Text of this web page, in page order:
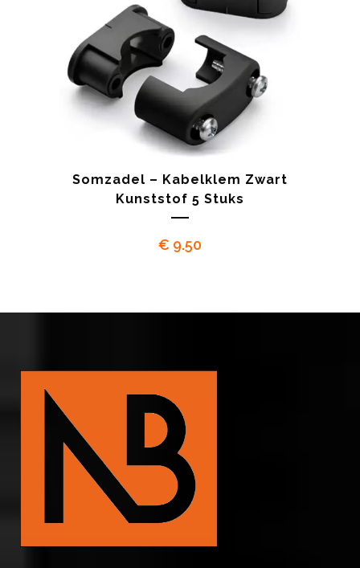
Somzadel – Kabelklem Zwart
Kunststof 5 Stuks
€ 9.50